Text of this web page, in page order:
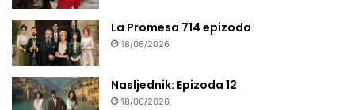
La Promesa 714 epizoda
18/06/2026
Nasljednik: Epizoda 12
18/06/2026